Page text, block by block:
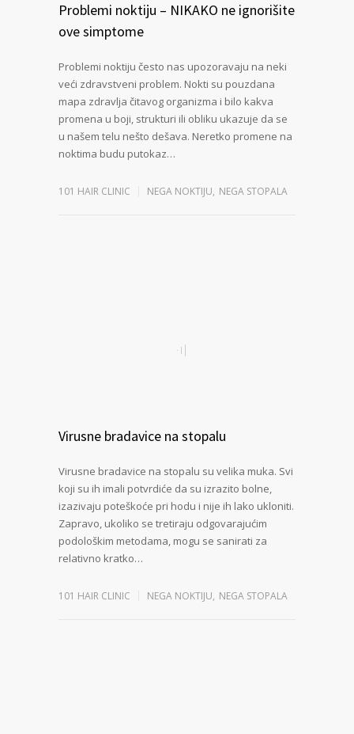
Problemi noktiju – NIKAKO ne ignorišite
ove simptome
Problemi noktiju često nas upozoravaju na neki
veći zdravstveni problem. Nokti su pouzdana
mapa zdravlja čitavog organizma i bilo kakva
promena u boji, strukturi ili obliku ukazuje da se
u našem telu nešto dešava. Neretko promene na
noktima budu putokaz…
101 HAIR CLINIC NEGA NOKTIJU, NEGA STOPALA
Virusne bradavice na stopalu
Virusne bradavice na stopalu su velika muka. Svi
koji su ih imali potvrdiće da su izrazito bolne,
izazivaju poteškoće pri hodu i nije ih lako ukloniti.
Zapravo, ukoliko se tretiraju odgovarajućim
podološkim metodama, mogu se sanirati za
relativno kratko…
101 HAIR CLINIC NEGA NOKTIJU, NEGA STOPALA